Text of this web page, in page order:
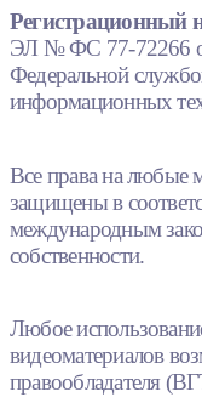
Регистрационный
ЭЛ № ФС 77-72266
Федеральной
информационных
Все права на любые
защищены в
международным
собственности.
Любое
видеоматериалов
правообладателя